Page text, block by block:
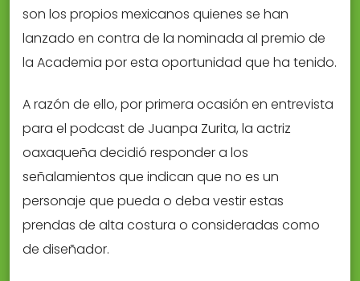
son los propios mexicanos quienes se han
lanzado en contra de la nominada al premio de
la Academia por esta oportunidad que ha tenido.
A razón de ello, por primera ocasión en entrevista
para el podcast de Juanpa Zurita, la actriz
oaxaqueña decidió responder a los
señalamientos que indican que no es un
personaje que pueda o deba vestir estas
prendas de alta costura o consideradas como
de diseñador.